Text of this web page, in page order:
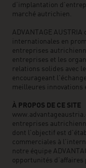
d’implantation
marché autrichien.
ADVANTAGE
internationales en
entreprises
entreprises et les
relations solides avec
encourageant
meilleures innovations
À PROPOS DE CE SITE
entreprises
dont l'objectif est
commerciales à
notre équipe
opportunités d’affaires